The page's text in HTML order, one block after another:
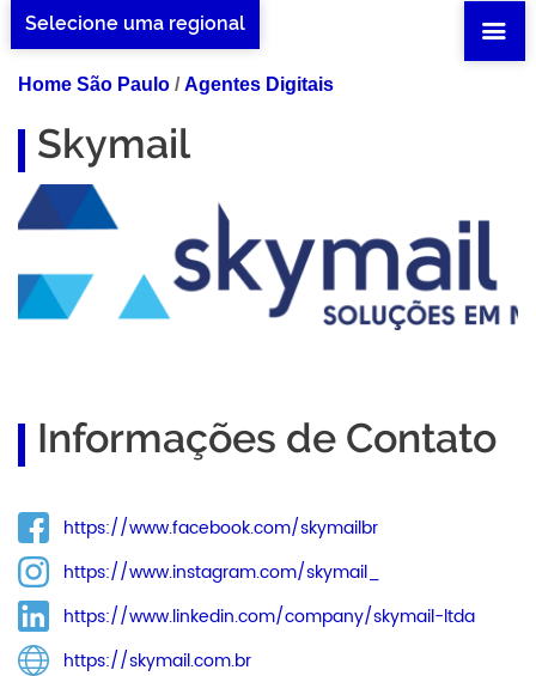
Selecione uma regional
Home São Paulo /Agentes Digitais
Skymail
Informações de Contato
https://www.facebook.com/skymailbr
https://www.instagram.com/skymail_
https://www.linkedin.com/company/skymail-ltda
https://skymail.com.br